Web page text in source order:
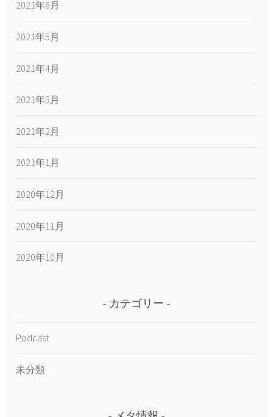
2021年6月
2021年5月
2021年4月
2021年3月
2021年2月
2021年1月
2020年12月
2020年11月
2020年10月
カテゴリー
Podcast
未分類